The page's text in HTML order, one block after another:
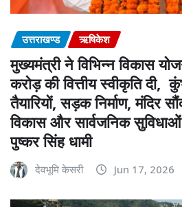
उत्तराखण्ड ऋषिकेश
मुख्यमंत्री ने विभिन्न विकास
करोड़ की वित्तीय स्वीकृति
तैयारियों, सड़क निर्माण, मंदिर
विकास और सार्वजनिक
पुष्कर सिंह धामी
देवभूमि केसरी Jun 17, 2026